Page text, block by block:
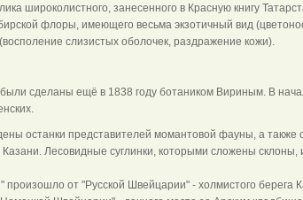
широколистного, занесенного в Красную книгу
флоры, имеющего весьма экзотичный вид
(восполение слизистых оболочек,
сделаны ещё в 1838 году ботаником Вириным. В
останки представителей момантовой фауны, а также
Лесовидные суглинки, которыми сложены склоны,
от "Русской Швейцарии" - холмистого берега